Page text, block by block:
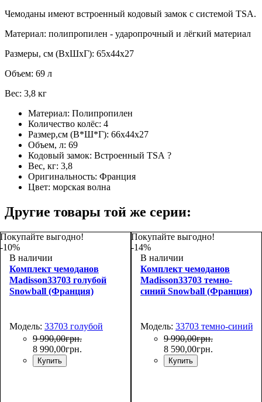
Чемоданы имеют встроенный кодовый замок с системой TSA.
Материал: полипропилен - ударопрочный и лёгкий материал
Размеры, см (ВхШхГ): 65х44х27
Объем: 69 л
Вес: 3,8 кг
Материал: Полипропилен
Количество колёс: 4
Размер,см (В*Ш*Г): 66х44х27
Объем, л: 69
Кодовый замок: Встроенный TSA ?
Вес, кг: 3,8
Оригинальность: Франция
Цвет: морская волна
Другие товары той же серии:
Покупайте выгодно!
-10%
В наличии
Комплект чемоданов
Madisson33703 голубой
Snowball (Франция)
Модель: 33703 голубой
9 990,00грн.
8 990,00грн.
Купить
Покупайте выгодно!
-14%
В наличии
Комплект чемоданов
Madisson33703 темно-
синий Snowball (Франция)
Модель: 33703 темно-синий
9 990,00грн.
8 590,00грн.
Купить